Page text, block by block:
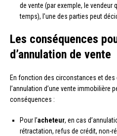
de vente (par exemple, le vendeur
temps), l’une des parties peut
Les conséquences
d’annulation de vente
En fonction des circonstances et
l’annulation d’une vente immobilière
conséquences :
Pour l’acheteur, en cas
rétractation, refus de crédit, non-